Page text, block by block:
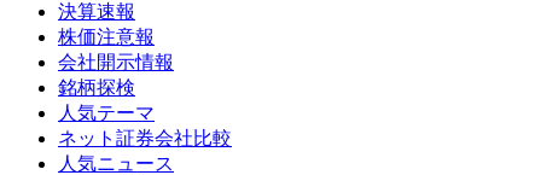
決算速報
株価注意報
会社開示情報
銘柄探検
人気テーマ
ネット証券会社比較
人気ニュース